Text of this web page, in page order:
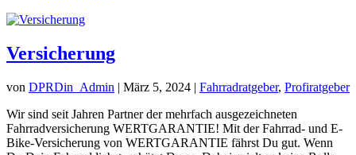
Versicherung
von DPRDin_Admin | März 5, 2024 | Fahrradratgeber, Profiratgeber
Wir sind seit Jahren Partner der mehrfach ausgezeichneten
Fahrradversicherung WERTGARANTIE! Mit der Fahrrad- und E-
Bike-Versicherung von WERTGARANTIE fährst Du gut. Wenn